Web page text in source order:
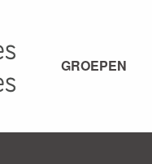
GROEPEN